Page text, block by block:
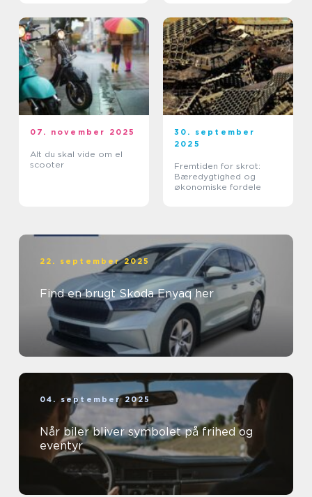
07. november 2025
Alt du skal vide om el
scooter
30. september
2025
Fremtiden for skrot:
Bæredygtighed og
økonomiske fordele
22. september 2025
Find en brugt Skoda Enyaq her
04. september 2025
Når biler bliver symbolet på frihed og
eventyr